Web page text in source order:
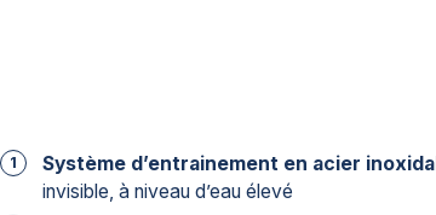
Système d’entrainement en acier
invisible, à niveau d’eau élevé
Le monde LPW
Pourquoi choisir